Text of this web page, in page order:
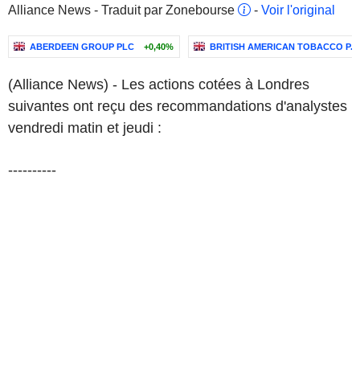
Alliance News - Traduit par Zonebourse
- Voir l'original
ABERDEEN GROUP PLC +0,40% BRITISH AMERICAN TOBACCO
(Alliance News) - Les actions cotées à Londres
suivantes ont reçu des recommandations d'analystes
vendredi matin et jeudi :
----------